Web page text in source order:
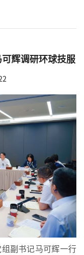
辉调研环球技服
副书记马可辉一行